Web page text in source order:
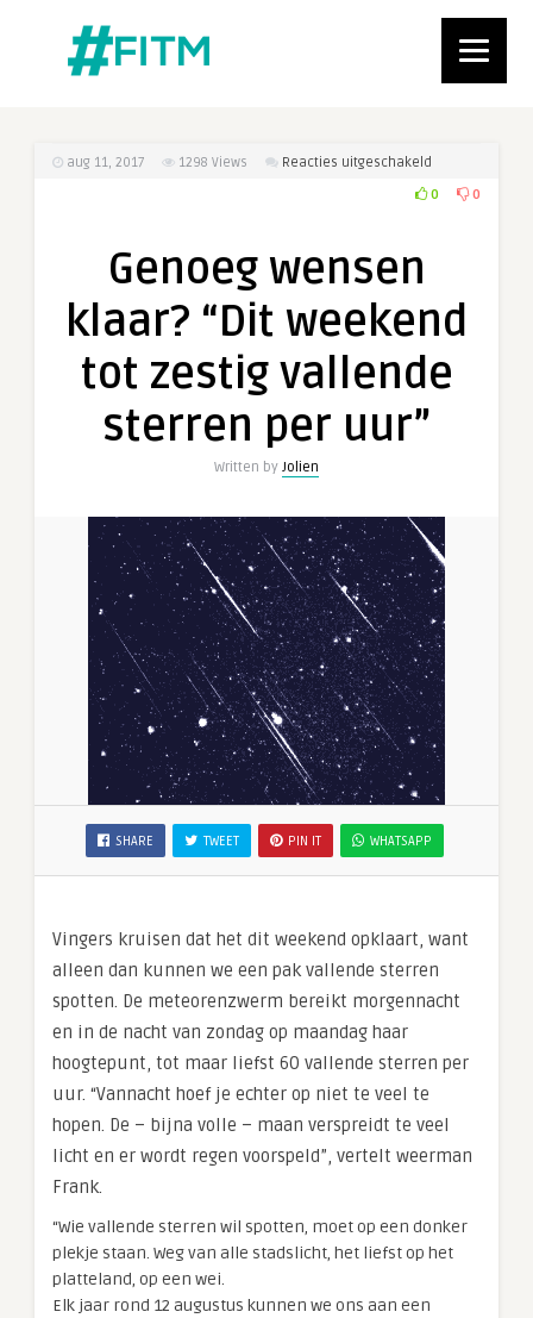
aug 11, 2017 1298 Views Reacties uitgeschakeld
Genoeg
tot
vallende
0 0
Genoeg wensen
klaar? “Dit weekend
tot zestig vallende
sterren per uur”
Written by Jolien
SHARE TWEET PIN IT WHATSAPP
Vingers kruisen dat het dit weekend opklaart, want
alleen dan kunnen we een pak vallende sterren
spotten. De meteorenzwerm bereikt morgennacht
en in de nacht van zondag op maandag haar
hoogtepunt, tot maar liefst 60 vallende sterren per
uur. “Vannacht hoef je echter op niet te veel te
hopen. De – bijna volle – maan verspreidt te veel
licht en er wordt regen voorspeld”, vertelt weerman
Frank.
“Wie vallende sterren wil spotten, moet op een donker
plekje staan. Weg van alle stadslicht, het liefst op het
platteland, op een wei.
Elk jaar rond 12 augustus kunnen we ons aan een